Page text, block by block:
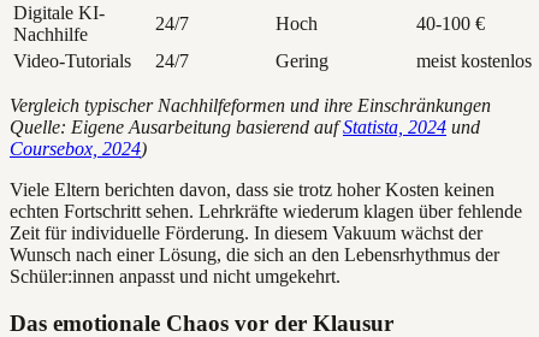
Digitale KI-
Nachhilfe
24/7 Hoch
40-100 €
Video-Tutorials
24/7 Gering meist kostenlos
Vergleich typischer Nachhilfeformen und ihre Einschränkungen
Quelle: Eigene Ausarbeitung basierend aufStatista, 2024 und
Coursebox, 2024)
Viele Eltern berichten davon, dass sie trotz hoher Kosten keinen
echten Fortschritt sehen. Lehrkräfte wiederum klagen über fehlende
Zeit für individuelle Förderung. In diesem Vakuum wächst der
Wunsch nach einer Lösung, die sich an den Lebensrhythmus der
Schüler:innen anpasst und nicht umgekehrt.
Das emotionale Chaos vor der Klausur